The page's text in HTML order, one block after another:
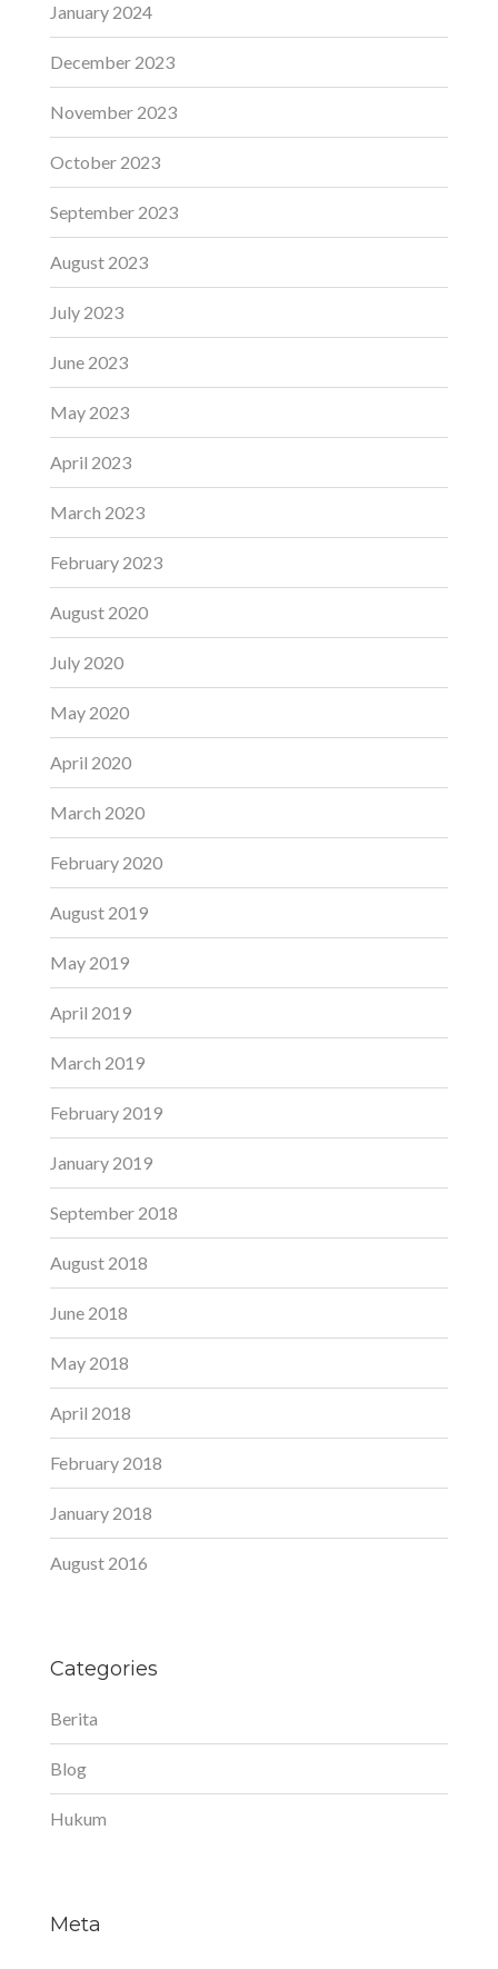
January 2024
December 2023
November 2023
October 2023
September 2023
August 2023
July 2023
June 2023
May 2023
April 2023
March 2023
February 2023
August 2020
July 2020
May 2020
April 2020
March 2020
February 2020
August 2019
May 2019
April 2019
March 2019
February 2019
January 2019
September 2018
August 2018
June 2018
May 2018
April 2018
February 2018
January 2018
August 2016
Categories
Berita
Blog
Hukum
Meta